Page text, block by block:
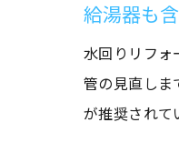
給湯器も
水回りリフォ
管の見直しま
が推奨されて